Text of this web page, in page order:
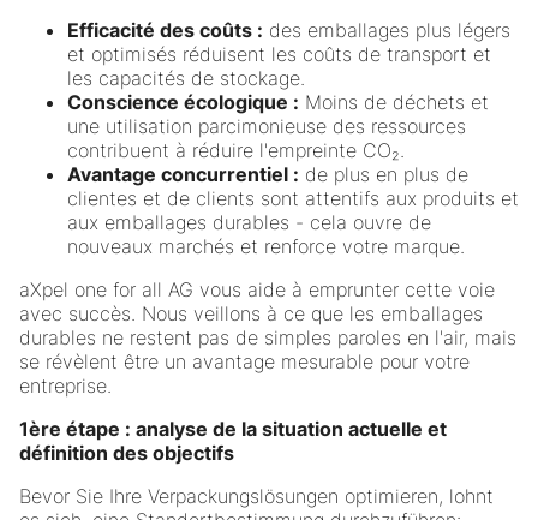
Efficacité des coûts : des emballages plus légers
et optimisés réduisent les coûts de transport et
les capacités de stockage.
Conscience écologique : Moins de déchets et
une utilisation parcimonieuse des ressources
contribuent à réduire l'empreinte CO₂.
Avantage concurrentiel : de plus en plus de
clientes et de clients sont attentifs aux produits et
aux emballages durables - cela ouvre de
nouveaux marchés et renforce votre marque.
aXpel one for all AG vous aide à emprunter cette voie
avec succès. Nous veillons à ce que les emballages
durables ne restent pas de simples paroles en l'air, mais
se révèlent être un avantage mesurable pour votre
entreprise.
1ère étape : analyse de la situation actuelle et
définition des objectifs
Bevor Sie Ihre Verpackungslösungen optimieren, lohnt